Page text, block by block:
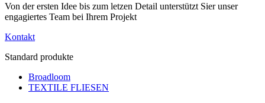
Von der ersten Idee bis zum letzen Detail unterstützt Sier unser
engagiertes Team bei Ihrem Projekt
Kontakt
Standard produkte
Broadloom
TEXTILE FLIESEN